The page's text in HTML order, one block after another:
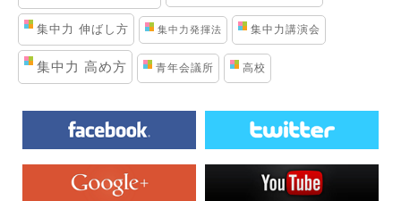
集中力 伸ばし方 集中力発揮法 集中力講演会
集中力 高め方 青年会議所 高校